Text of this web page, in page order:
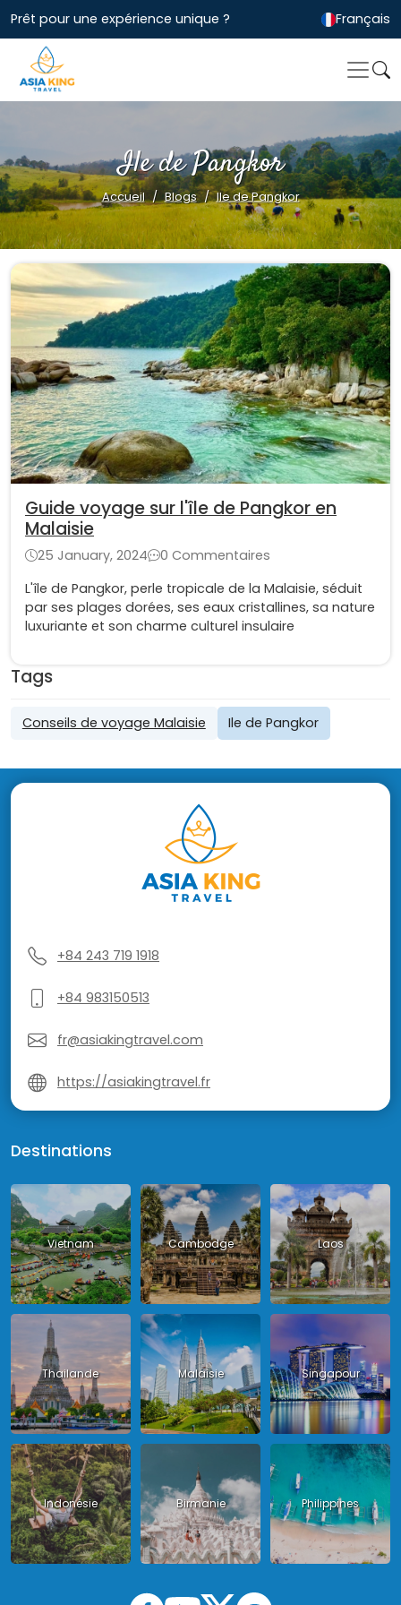
Prêt pour une expérience unique ? Français
Ile de Pangkor
Accueil Blogs Ile de Pangkor
Tags
Conseils de voyage Malaisie Ile de Pangkor
Guide voyage sur l'île de Pangkor en
Malaisie
25 January, 2024
0 Commentaires
L'île de Pangkor, perle tropicale de la Malaisie, séduit
par ses plages dorées, ses eaux cristallines, sa nature
luxuriante et son charme culturel insulaire
+84 243 719 1918
+84 983150513
fr@asiakingtravel.com
https://asiakingtravel.fr
Destinations
Vietnam Cambodge Laos
Thailande Malaisie Singapour
Indonésie Birmanie Philippines